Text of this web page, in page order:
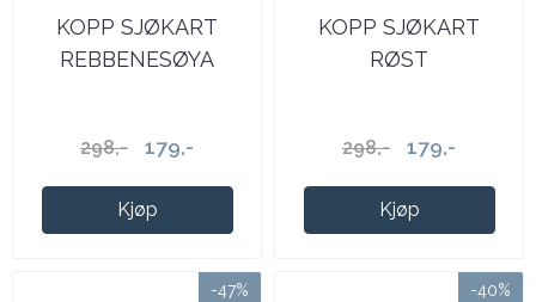
KOPP SJØKART
REBBENESØYA
298,- 179,-
Kjøp
KOPP SJØKART
RØST
298,- 179,-
Kjøp
-47% -40%